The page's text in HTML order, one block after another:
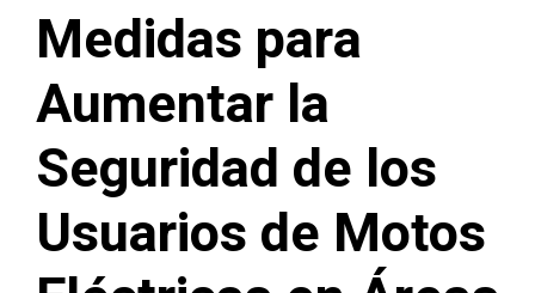
Medidas para
Aumentar la
Seguridad de los
Usuarios de Motos